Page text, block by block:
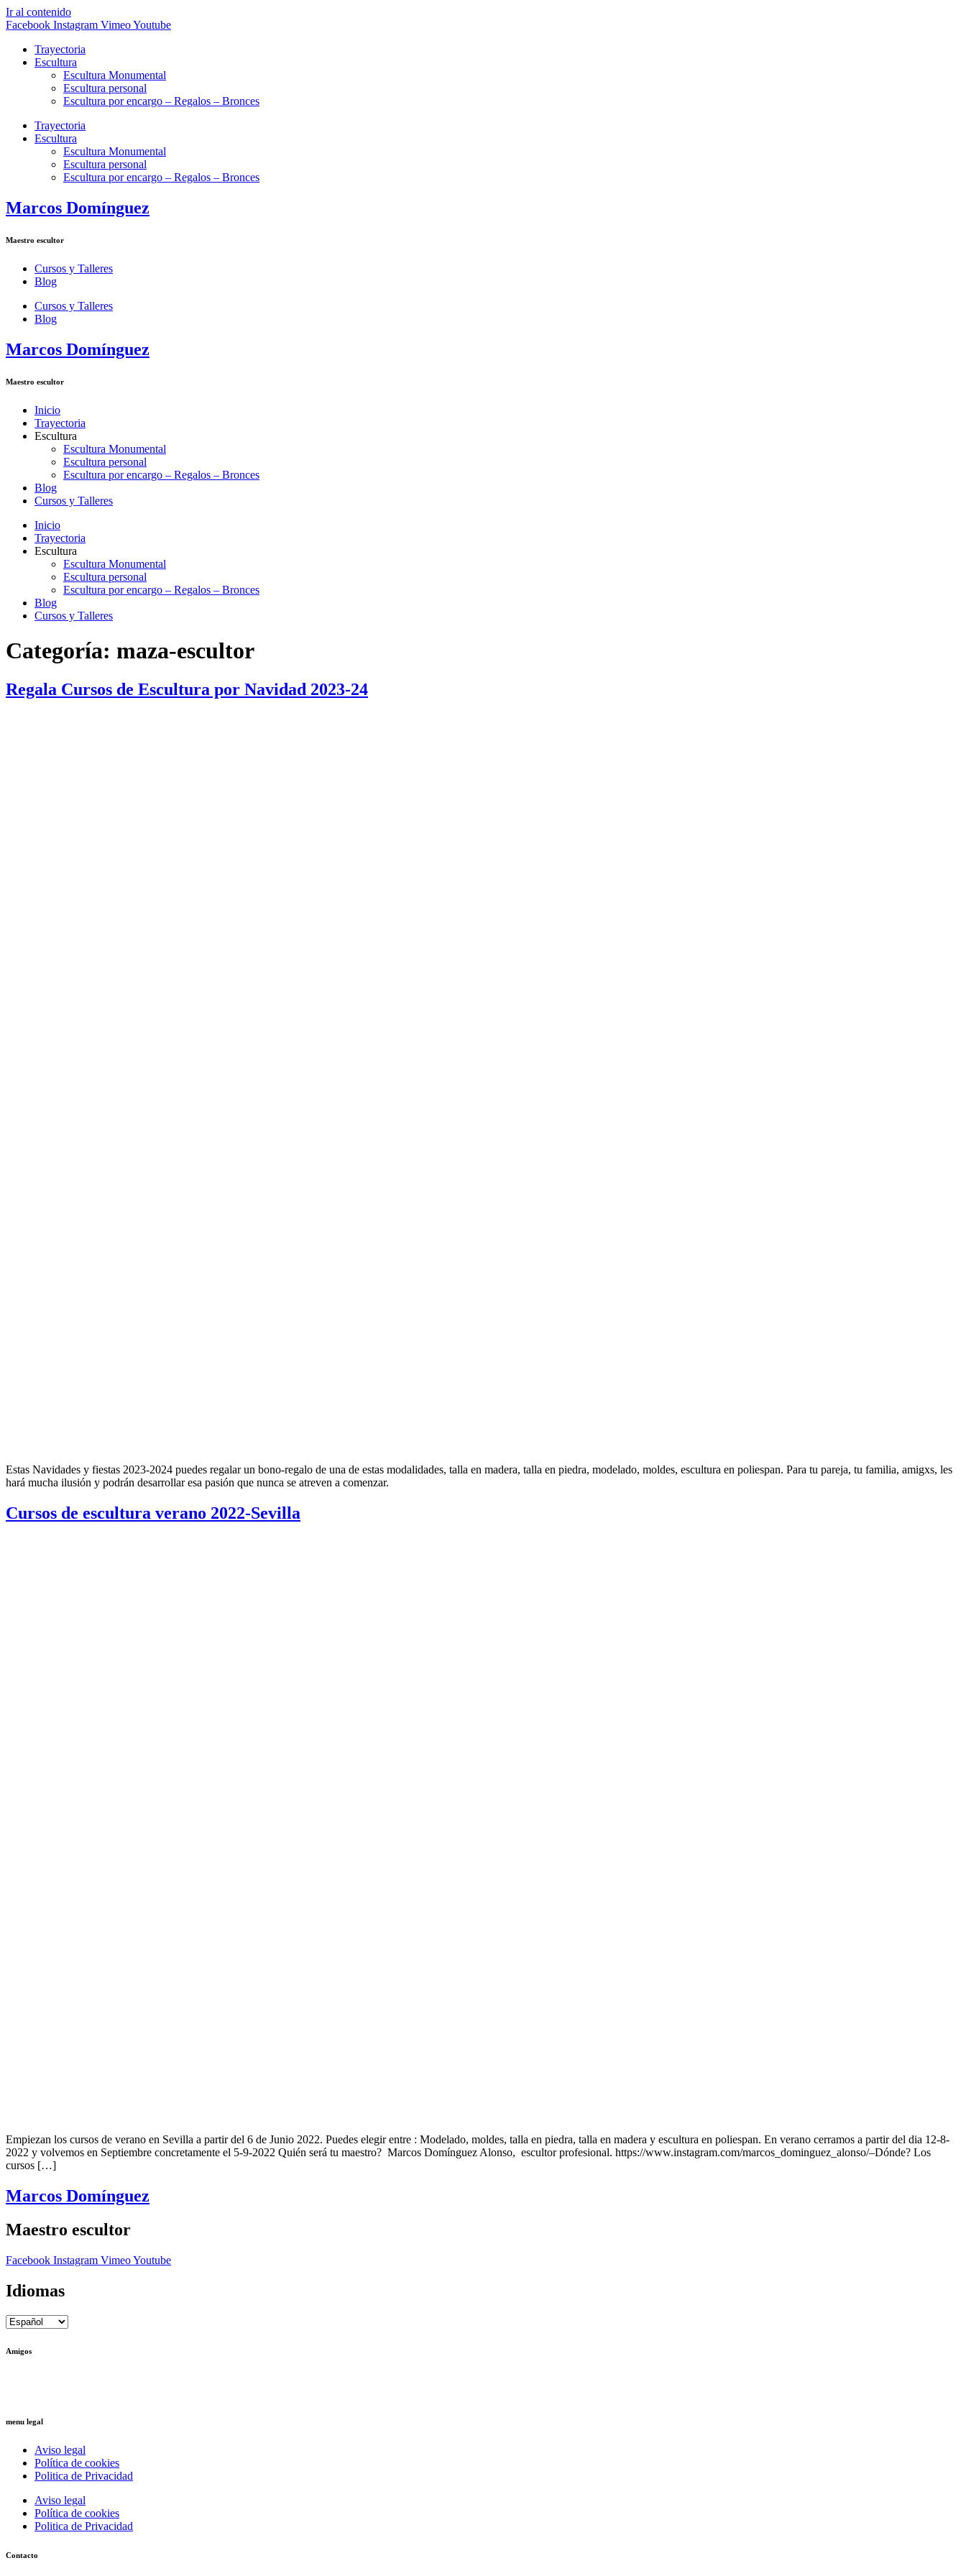
Ir al contenido
Facebook Instagram VimeoYoutube
Trayectoria
Escultura
Escultura Monumental
Escultura personal
Escultura por encargo – Regalos – Bronces
Trayectoria
Escultura
Escultura Monumental
Escultura personal
Escultura por encargo – Regalos – Bronces
Marcos Domínguez
Maestro escultor
Cursos y Talleres
Blog
Cursos y Talleres
Blog
Marcos Domínguez
Maestro escultor
Inicio
Trayectoria
Escultura
Escultura Monumental
Escultura personal
Escultura por encargo – Regalos – Bronces
Blog
Cursos y Talleres
Inicio
Trayectoria
Escultura
Escultura Monumental
Escultura personal
Escultura por encargo – Regalos – Bronces
Blog
Cursos y Talleres
Categoría: maza-escultor
Regala Cursos de Escultura por Navidad 2023-24
Estas Navidades y fiestas 2023-2024 puedes regalar un bono-regalo de una de estas modalidades, talla en madera, talla en piedra, modelado, moldes, escultura en poliespan. Para tu pareja, tu familia, amigxs, les
hará mucha ilusión y podrán desarrollar esa pasión que nunca se atreven a comenzar.
Cursos de escultura verano 2022-Sevilla
Empiezan los cursos de verano en Sevilla a partir del 6 de Junio 2022. Puedes elegir entre : Modelado, moldes, talla en piedra, talla en madera y escultura en poliespan. En verano cerramos a partir del dia 12-8-
2022 y volvemos en Septiembre concretamente el 5-9-2022 Quién será tu maestro? Marcos Domínguez Alonso, escultor profesional. https://www.instagram.com/marcos_dominguez_alonso/–Dónde? Los
cursos […]
Marcos Domínguez
Maestro escultor
Facebook Instagram VimeoYoutube
Idiomas
Amigos
menu legal
Aviso legal
Política de cookies
Politica de Privacidad
Aviso legal
Política de cookies
Politica de Privacidad
Contacto